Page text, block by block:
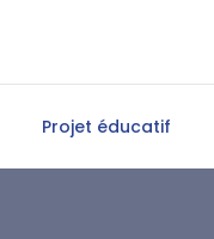
Projet éducatif